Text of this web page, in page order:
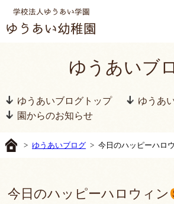
ゆうあいブ
ゆうあいブログトップ
ゆうあ
園からのお知らせ
> ゆうあいブログ> 今日のハッピーハロ
今日のハッピーハロウィン